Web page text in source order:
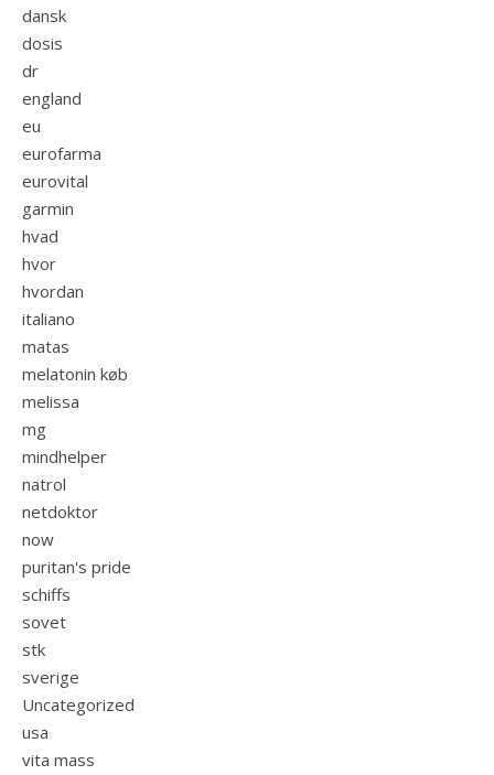
dansk
dosis
dr
england
eu
eurofarma
eurovital
garmin
hvad
hvor
hvordan
italiano
matas
melatonin køb
melissa
mg
mindhelper
natrol
netdoktor
now
puritan's pride
schiffs
sovet
stk
sverige
Uncategorized
usa
vita mass